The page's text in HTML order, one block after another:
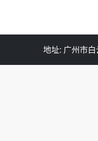
地址: 广州市